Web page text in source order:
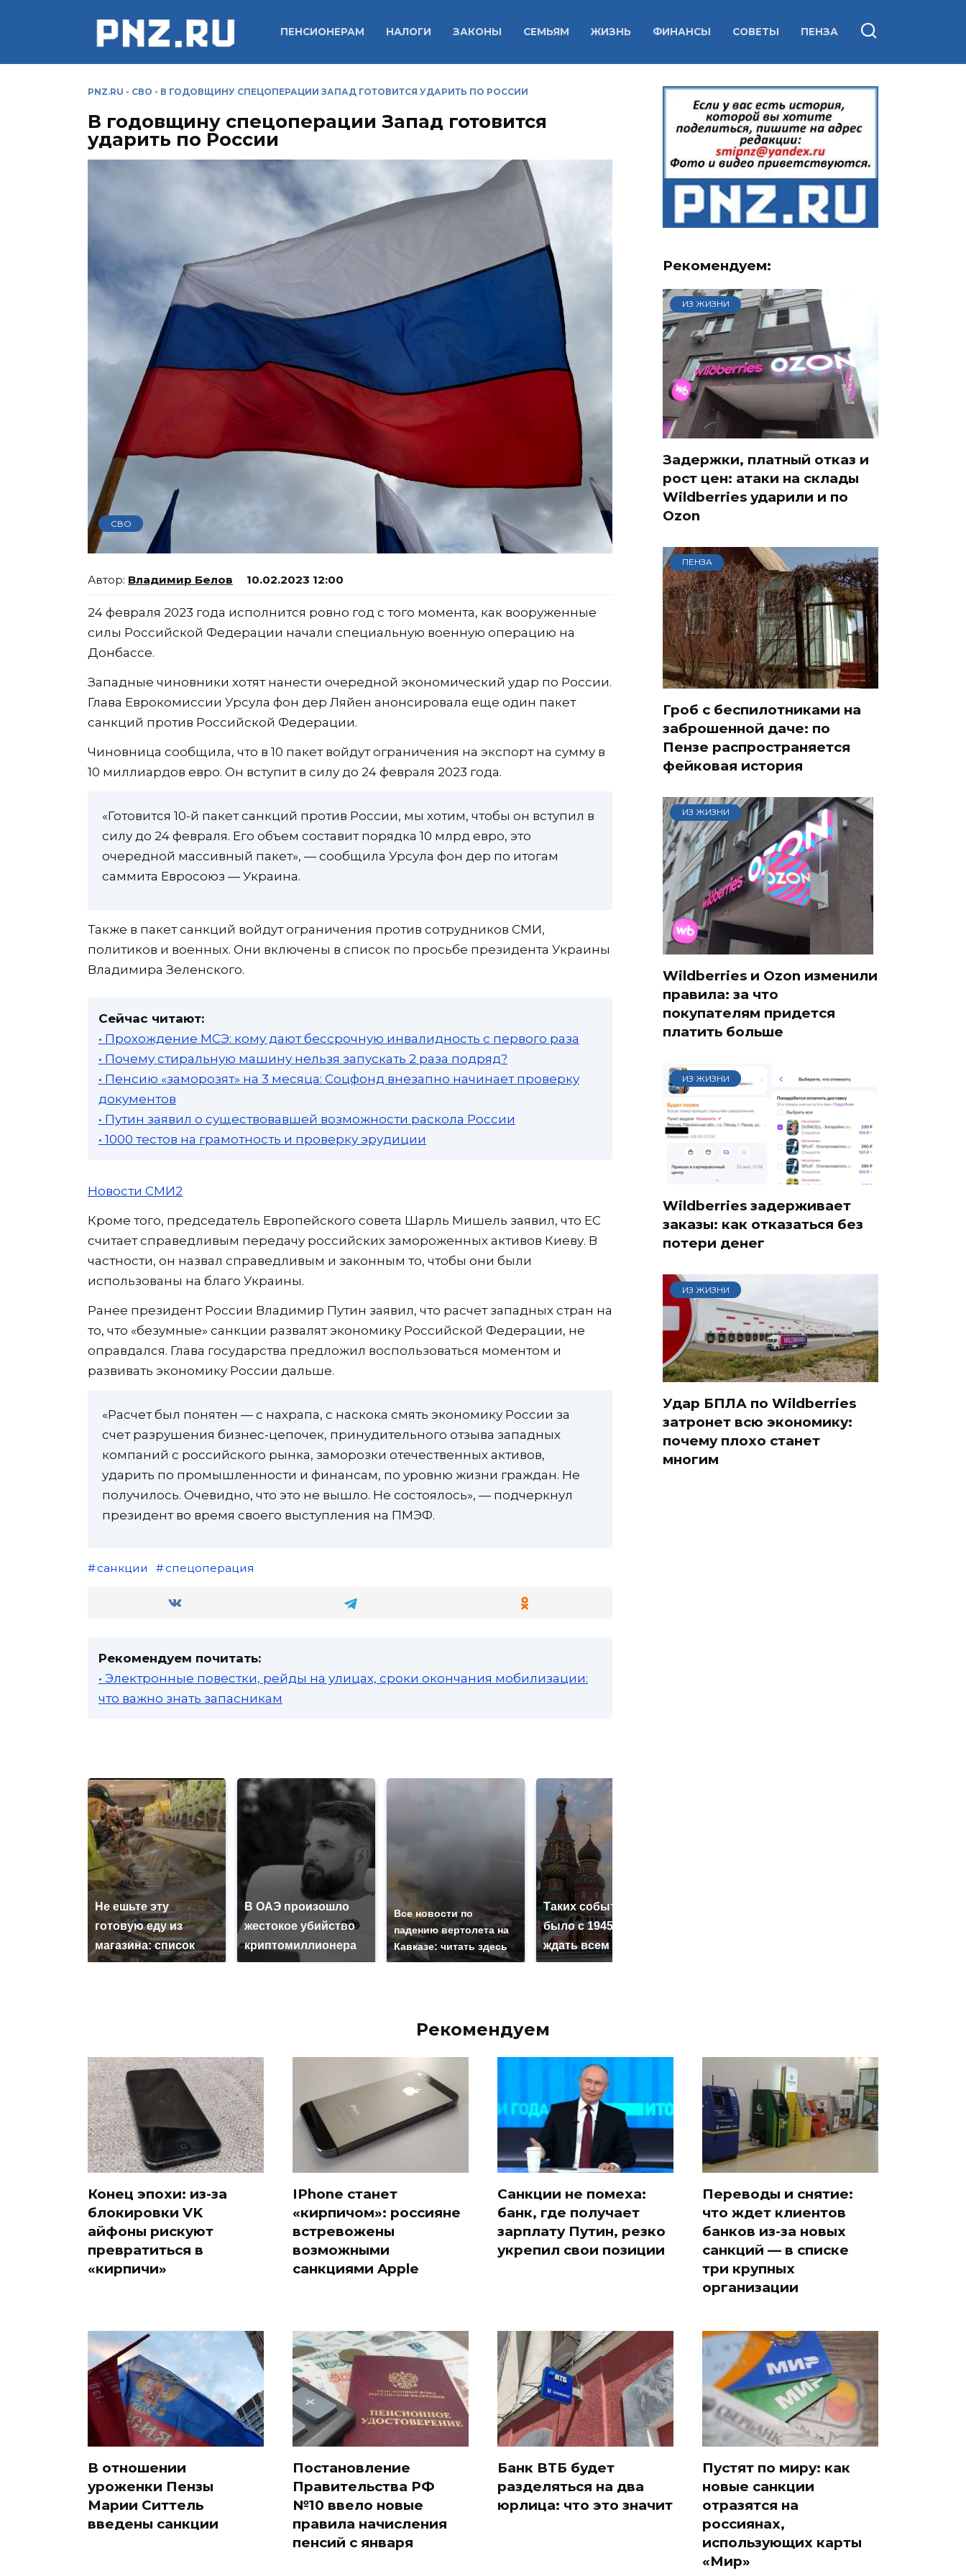
ПЕНСИОНЕРАМ НАЛОГИ ЗАКОНЫ СЕМЬЯМ ЖИЗНЬ ФИНАНСЫ СОВЕТЫ ПЕНЗА
PNZ.RU - СВО - В ГОДОВЩИНУ СПЕЦОПЕРАЦИИ ЗАПАД ГОТОВИТСЯ УДАРИТЬ ПО РОССИИ
В годовщину спецоперации Запад готовится
ударить по России
СВО
Владимир Белов 10.02.2023 12:00
24 февраля 2023 года исполнится ровно год с того момента, как вооруженные
силы Российской Федерации начали специальную военную операцию на
Донбассе.
Западные чиновники хотят нанести очередной экономический удар по России.
Глава Еврокомиссии Урсула фон дер Ляйен анонсировала еще один пакет
санкций против Российской Федерации.
Чиновница сообщила, что в 10 пакет войдут ограничения на экспорт на сумму в
10 миллиардов евро. Он вступит в силу до 24 февраля 2023 года.
«Готовится 10-й пакет санкций против России, мы хотим, чтобы он вступил в
силу до 24 февраля. Его объем составит порядка 10 млрд евро, это
очередной массивный пакет», — сообщила Урсула фон дер по итогам
саммита Евросоюз — Украина.
Также в пакет санкций войдут ограничения против сотрудников СМИ,
политиков и военных. Они включены в список по просьбе президента Украины
Владимира Зеленского.
Сейчас читают:
• Прохождение МСЭ: кому дают бессрочную инвалидность с первого раза
• Почему стиральную машину нельзя запускать 2 раза подряд?
• Пенсию «заморозят» на 3 месяца: Соцфонд внезапно начинает проверку
документов
• Путин заявил о существовавшей возможности раскола России
• 1000 тестов на грамотность и проверку эрудиции
Новости СМИ2
Кроме того, председатель Европейского совета Шарль Мишель заявил, что ЕС
считает справедливым передачу российских замороженных активов Киеву. В
частности, он назвал справедливым и законным то, чтобы они были
использованы на благо Украины.
Ранее президент России Владимир Путин заявил, что расчет западных стран на
то, что «безумные» санкции развалят экономику Российской Федерации, не
оправдался. Глава государства предложил воспользоваться моментом и
развивать экономику России дальше.
«Расчет был понятен — с нахрапа, с наскока смять экономику России за
счет разрушения бизнес-цепочек, принудительного отзыва западных
компаний с российского рынка, заморозки отечественных активов,
ударить по промышленности и финансам, по уровню жизни граждан. Не
получилось. Очевидно, что это не вышло. Не состоялось», — подчеркнул
президент во время своего выступления на ПМЭФ.
санкции спецоперация
Рекомендуем почитать:
• Электронные повестки, рейды на улицах, сроки окончания мобилизации:
что важно знать запасникам
Не ешьте эту
готовую еду из
магазина: список
В ОАЭ произошло
жестокое убийство
криптомиллионера
Все новости по
падению вертолета на
Кавказе: читать здесь
Таких событий не
было с 1945: чего
ждать всем нам?
Рекомендуем:
ИЗ ЖИЗНИ
Задержки, платный отказ и
рост цен: атаки на склады
Wildberries ударили и по
Ozon
ПЕНЗА
Гроб с беспилотниками на
заброшенной даче: по
Пензе распространяется
фейковая история
ИЗ ЖИЗНИ
Wildberries и Ozon изменили
правила: за что
покупателям придется
платить больше
ИЗ ЖИЗНИ
Wildberries задерживает
заказы: как отказаться без
потери денег
ИЗ ЖИЗНИ
Удар БПЛА по Wildberries
затронет всю экономику:
почему плохо станет
многим
Рекомендуем
Конец эпохи: из-за
блокировки VK
айфоны рискуют
превратиться в
«кирпичи»
IPhone станет
«кирпичом»: россияне
встревожены
возможными
санкциями Apple
Санкции не помеха:
банк, где получает
зарплату Путин, резко
укрепил свои позиции
Переводы и снятие:
что ждет клиентов
банков из-за новых
санкций — в списке
три крупных
организации
В отношении
уроженки Пензы
Марии Ситтель
введены санкции
Постановление
Правительства РФ
№10 ввело новые
правила начисления
пенсий с января
Банк ВТБ будет
разделяться на два
юрлица: что это значит
Пустят по миру: как
новые санкции
отразятся на
россиянах,
использующих карты
«Мир»